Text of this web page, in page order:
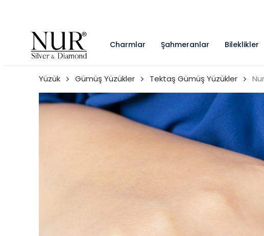
Charmlar Şahmeranlar Bileklikler
Yüzük Gümüş Yüzükler Tektaş Gümüş Yüzükler